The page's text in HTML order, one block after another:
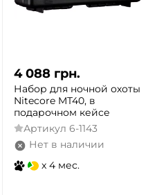
4 088 грн.
Набор для ночной охоты
Nitecore MT40, в
подарочном кейсе
Артикул 6-1143
Нет в наличии
x 4 мес.